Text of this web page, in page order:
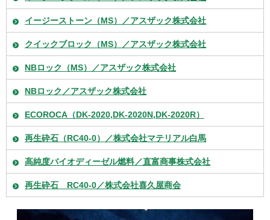
イージーストーン（MS）／アスザック株式会社
クイックブロック（MS）／アスザック株式会社
NBロック（MS）／アスザック株式会社
NBロック／アスザック株式会社
ECOROCA（DK-2020,DK-2020N,DK-2020R）
再生砕石（RC40-0）／株式会社マテリアル白馬
高純度バイオディーゼル燃料／直富商事株式会社
再生砕石 RC40-0／株式会社喜久屋商会